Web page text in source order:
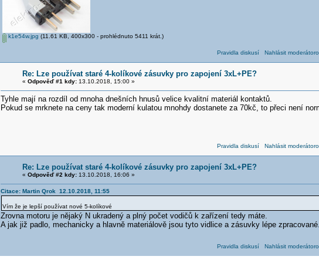
k1e54w.jpg (11.61 KB, 400x300 - prohlédnuto 5411 krát.)
Pravidla diskusí Nahlásit
Re: Lze používat staré 4-kolíkové zásuvky pro zapojení 3xL+PE?
« Odpověď #1 kdy:13.10.2018, 15:00 »
Tyhle mají na rozdíl od mnoha dnešních hnusů velice kvalitní materiál kontaktů.
Pokud se mrknete na ceny tak moderní kulatou mnohdy dostanete za 70kč, to přeci není
Pravidla diskusí Nahlásit
Re: Lze používat staré 4-kolíkové zásuvky pro zapojení 3xL+PE?
« Odpověď #2 kdy:13.10.2018, 16:06 »
Citace: Martin Qrok 12.10.2018, 11:55
Vím že je lepší používat nové 5-kolíkové
Zrovna motoru je nějaký N ukradený a plný počet vodičů k zařízení tedy máte.
A jak již padlo, mechanicky a hlavně materiálově jsou tyto vidlice a zásuvky lépe
Pravidla diskusí Nahlásit